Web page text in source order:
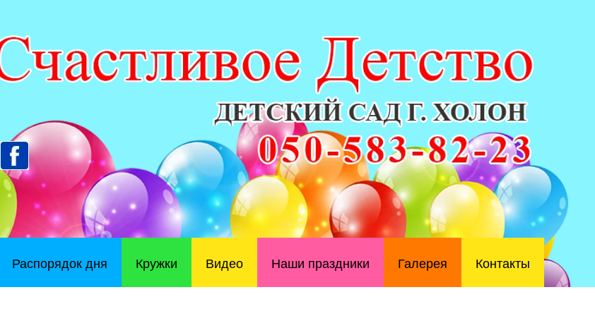
Распорядок дня Кружки Видео Наши праздники Галерея Контакты